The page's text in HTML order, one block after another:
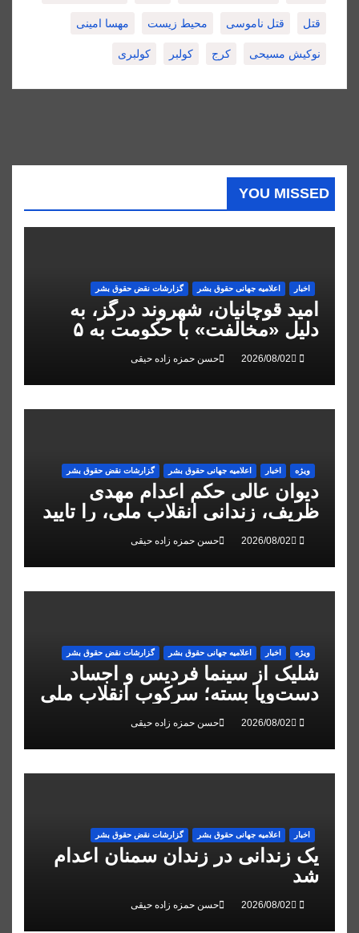
قتل قتل ناموسی محیط زیست مهسا امینی
نوکیش مسیحی کرج کولبر کولبری
YOU MISSED
اخبار اعلاميه جهانی حقوق بشر گزارشات نقض حقوق بشر
امید قوچانیان، شهروند درگز، به
دلیل «مخالفت» با حکومت به ۵
سال زندان محکوم شد
حسن حمزه زاده حیقی
ویژه اخبار اعلاميه جهانی حقوق بشر گزارشات نقض حقوق بشر
دیوان عالی حکم اعدام مهدی
ظریف، زندانی انقلاب ملی، را تایید
کرد
حسن حمزه زاده حیقی
ویژه اخبار اعلاميه جهانی حقوق بشر گزارشات نقض حقوق بشر
شلیک از سینما فردیس و اجساد
دست‌وپا بسته؛ سرکوب انقلاب ملی
در البرز
حسن حمزه زاده حیقی
اخبار اعلاميه جهانی حقوق بشر گزارشات نقض حقوق بشر
یک زندانی در زندان سمنان اعدام
شد
حسن حمزه زاده حیقی